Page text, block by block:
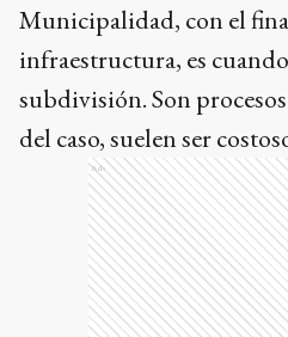
Municipalidad, con el
infraestructura, es
subdivisión. Son
del caso, suelen ser
Ads